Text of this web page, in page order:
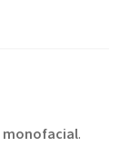
monofacial.